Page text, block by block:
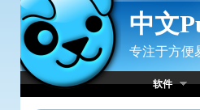
Skip to Content
中文
专注于方便
软件